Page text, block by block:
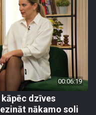
00:06:19
dzīves
nākamo soli